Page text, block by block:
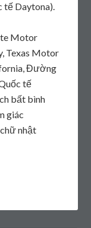
tế Daytona).
Motor
Texas Motor
Đường
tế
bất bình
giác
nhật